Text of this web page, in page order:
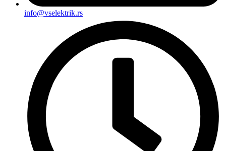
info@vselektrik.rs